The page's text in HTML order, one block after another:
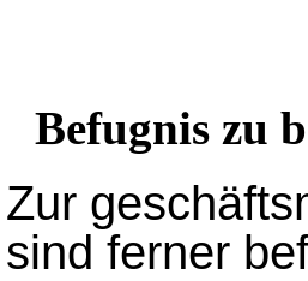
Befugnis zu
Zur
sind ferner